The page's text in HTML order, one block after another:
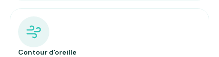
Contour d'oreille